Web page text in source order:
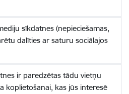
sīkdatnes (nepieciešamas,
dalīties ar saturu sociālajos
ir paredzētas tādu vietņu
koplietošanai, kas jūs interesē